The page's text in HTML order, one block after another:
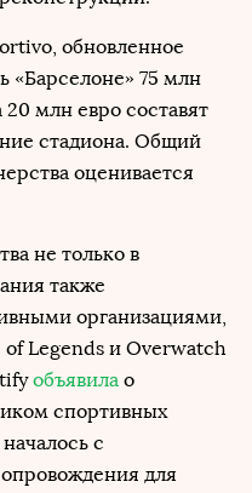
обновленное
«Барселоне» 75 млн
млн евро составят
стадиона. Общий
оценивается
не только в
также
организациями,
of Legends и Overwatch
объявила о
спортивных
с
для